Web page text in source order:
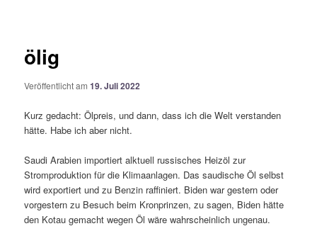
ölig
Veröffentlicht am19. Juli 2022
Kurz gedacht: Ölpreis, und dann, dass ich die Welt verstanden
hätte. Habe ich aber nicht.
Saudi Arabien importiert alktuell russisches Heizöl zur
Stromproduktion für die Klimaanlagen. Das saudische Öl selbst
wird exportiert und zu Benzin raffiniert. Biden war gestern oder
vorgestern zu Besuch beim Kronprinzen, zu sagen, Biden hätte
den Kotau gemacht wegen Öl wäre wahrscheinlich ungenau.